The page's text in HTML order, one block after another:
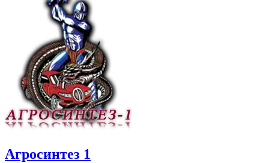
Агросинтез 1